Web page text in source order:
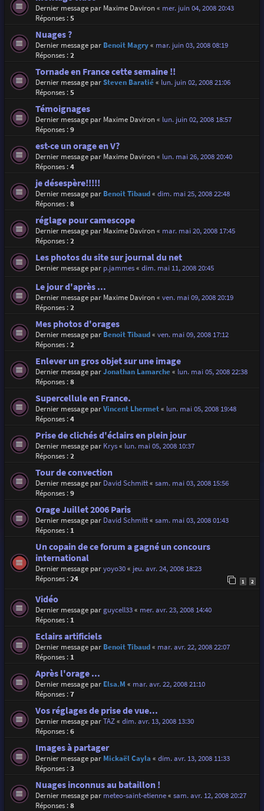
Dernier message par Maxime Daviron« mer. juin 04, 2008 20:43
Réponses :5
Nuages ?
Dernier message par Benoit Magry« mar. juin 03, 2008 08:19
Réponses :2
Tornade en France cette semaine !!
Dernier message parSteven Baratié« lun. juin 02, 2008 21:06
Réponses :5
Témoignages
Dernier message par Maxime Daviron« lun. juin 02, 2008 18:57
Réponses :9
est-ce un orage en V?
Dernier message par Maxime Daviron« lun. mai 26, 2008 20:40
Réponses :4
je désespère!!!!!
Dernier message par Benoit Tibaud« dim. mai 25, 2008 22:48
Réponses :8
réglage pour camescope
Dernier message par Maxime Daviron« mar. mai 20, 2008 17:45
Réponses :2
Les photos du site sur journal du net
Dernier message par p.jammes« dim. mai 11, 2008 20:45
Le jour d'après ...
Dernier message par Maxime Daviron« ven. mai 09, 2008 20:19
Réponses :2
Mes photos d'orages
Dernier message par Benoit Tibaud« ven. mai 09, 2008 17:12
Réponses :2
Enlever un gros objet sur une image
Dernier message parJonathan Lamarche« lun. mai 05, 2008 22:38
Réponses :8
Supercellule en France.
Dernier message parVincent Lhermet« lun. mai 05, 2008 19:48
Réponses :4
Prise de clichés d'éclairs en plein jour
Dernier message par Krys« lun. mai 05, 2008 10:37
Réponses :2
Tour de convection
Dernier message par David Schmitt« sam. mai 03, 2008 15:56
Réponses :9
Orage Juillet 2006 Paris
Dernier message par David Schmitt« sam. mai 03, 2008 01:43
Réponses : 1
Un copain de ce forum a gagné un concours
international
Dernier message paryoyo30« jeu. avr. 24, 2008 18:23
Réponses :24 1 2
Vidéo
Dernier message par guycell33« mer. avr. 23, 2008 14:40
Réponses : 1
Eclairs artificiels
Dernier message par Benoit Tibaud« mar. avr. 22, 2008 22:07
Réponses : 1
Après l'orage ...
Dernier message par Elsa.M « mar. avr. 22, 2008 21:10
Réponses :7
Vos réglages de prise de vue...
Dernier message parTAZ« dim. avr. 13, 2008 13:30
Réponses :6
Images à partager
Dernier message par Mickaël Cayla « dim. avr. 13, 2008 11:33
Réponses :3
Nuages inconnus au bataillon !
Dernier message par meteo-saint-etienne« sam. avr. 12, 2008 20:27
Réponses :8